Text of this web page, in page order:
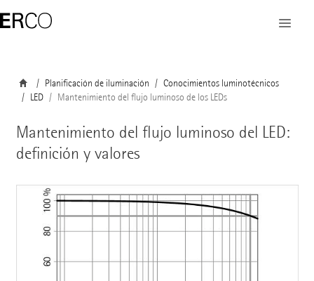
Planificación de iluminación
Conocimientos luminotécnicos
LED
Mantenimiento del flujo luminoso de los LEDs
Mantenimiento del flujo luminoso del LED:
definición y valores